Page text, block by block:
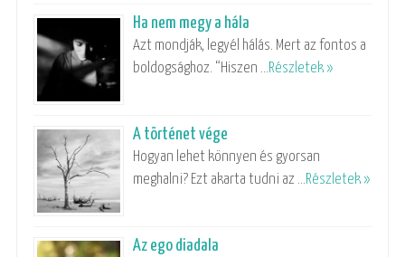
Ha nem megy a hála
Azt mondják, legyél hálás. Mert az fontos a
boldogsághoz. “Hiszen …Részletek »
A történet vége
Hogyan lehet könnyen és gyorsan
meghalni? Ezt akarta tudni az …Részletek »
Az ego diadala